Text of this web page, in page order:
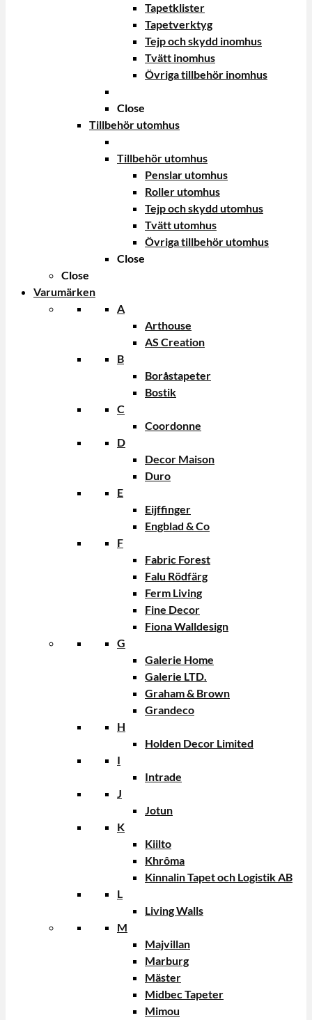
Tapetklister
Tapetverktyg
Tejp och skydd inomhus
Tvätt inomhus
Övriga tillbehör inomhus
Close
Tillbehör utomhus
Tillbehör utomhus
Penslar utomhus
Roller utomhus
Tejp och skydd utomhus
Tvätt utomhus
Övriga tillbehör utomhus
Close
Close
Varumärken
A
Arthouse
AS Creation
B
Boråstapeter
Bostik
C
Coordonne
D
Decor Maison
Duro
E
Eijffinger
Engblad & Co
F
Fabric Forest
Falu Rödfärg
Ferm Living
Fine Decor
Fiona Walldesign
G
Galerie Home
Galerie LTD.
Graham & Brown
Grandeco
H
Holden Decor Limited
I
Intrade
J
Jotun
K
Kiilto
Khrôma
Kinnalin Tapet och Logistik AB
L
Living Walls
M
Majvillan
Marburg
Mäster
Midbec Tapeter
Mimou